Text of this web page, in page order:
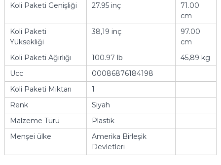
Koli Paketi Genişliği
27.95 inç
71.00
cm
Koli Paketi
Yüksekliği
38,19 inç
97.00
cm
Koli Paketi Ağırlığı
100.97 lb
45,89 kg
Ucc
00086876184198
Koli Paketi Miktarı
1
Renk
Siyah
Malzeme Türü
Plastik
Menşei ülke
Amerika Birleşik
Devletleri